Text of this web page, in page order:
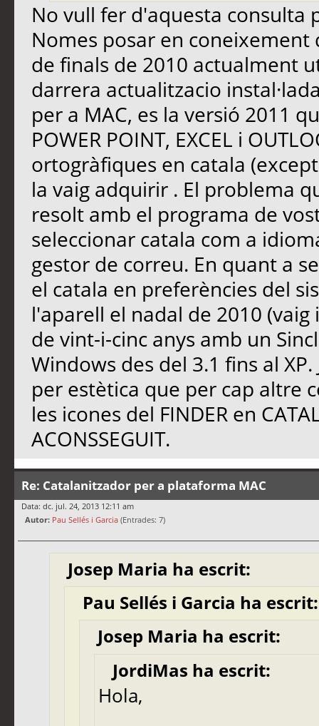
No vull fer d'aquesta consulta
Nomes posar en
de finals de 2010 actualment
darrera actualitzacio
per a MAC, es la versió 2011
POWER POINT, EXCEL i
ortogràfiques en catala
la vaig adquirir . El problema
resolt amb el programa de
seleccionar catala com a
gestor de correu. En quant a
el catala en preferències del
l'aparell el nadal de 2010
de vint-i-cinc anys amb un
Windows des del 3.1 fins al
per estètica que per cap altre
les icones del FINDER en
ACONSSEGUIT.
Re: Catalanitzador per a plataforma MAC
Data: dc. jul. 24, 2013 12:11 am
Autor: Pau Sellés i Garcia (Entrades: 7)
Josep Maria ha escrit:
Pau Sellés i Garcia ha escrit:
Josep Maria ha escrit:
JordiMas ha escrit:
Hola,